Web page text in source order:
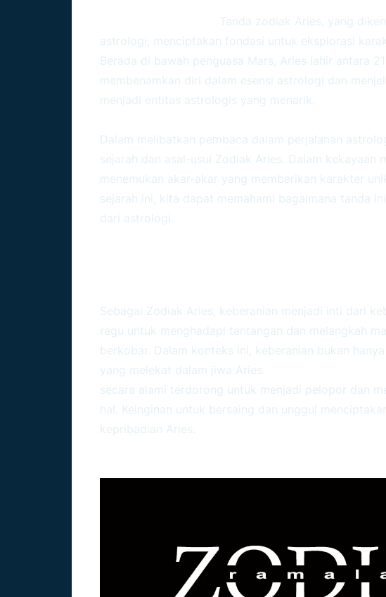
Tanda zodiak Aries, yang
astrologi, menciptakan fondasi untuk eksplorasi
Berada di bawah penguasa Mars, Aries lahir antara
membenamkan diri dalam esensi astrologi dan
menjadi entitas astrologis yang menarik.
Dalam melibatkan pembaca dalam perjalanan
sejarah dan asal-usul Zodiak Aries . Dalam
menemukan akar-akar yang memberikan karakter
sejarah ini, kita dapat memahami bagaimana tanda
dari astrologi.
Sebagai Zodiak Aries, keberanian menjadi inti dari
ragu untuk menghadapi tantangan dan melangkah
berkobar. Dalam konteks ini, keberanian bukan
yang melekat dalam jiwa Aries.
secara alami terdorong untuk menjadi pelopor dan
hal. Keinginan untuk bersaing dan unggul
kepribadian Aries.